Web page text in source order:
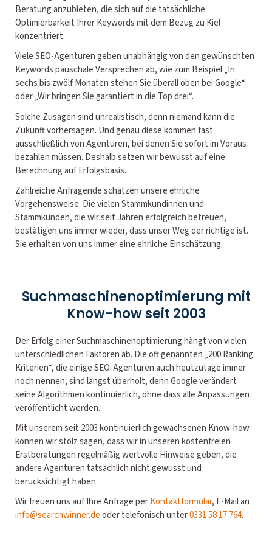
Beratung anzubieten, die sich auf die tatsächliche
Optimierbarkeit Ihrer Keywords mit dem Bezug zu Kiel
konzentriert.
Viele SEO-Agenturen geben unabhängig von den gewünschten
Keywords pauschale Versprechen ab, wie zum Beispiel „In
sechs bis zwölf Monaten stehen Sie überall oben bei Google“
oder „Wir bringen Sie garantiert in die Top drei“.
Solche Zusagen sind unrealistisch, denn niemand kann die
Zukunft vorhersagen. Und genau diese kommen fast
ausschließlich von Agenturen, bei denen Sie sofort im Voraus
bezahlen müssen. Deshalb setzen wir bewusst auf eine
Berechnung auf Erfolgsbasis.
Zahlreiche Anfragende schätzen unsere ehrliche
Vorgehensweise. Die vielen Stammkundinnen und
Stammkunden, die wir seit Jahren erfolgreich betreuen,
bestätigen uns immer wieder, dass unser Weg der richtige ist.
Sie erhalten von uns immer eine ehrliche Einschätzung.
Suchmaschinenoptimierung mit
Know-how seit 2003
Der Erfolg einer Suchmaschinenoptimierung hängt von vielen
unterschiedlichen Faktoren ab. Die oft genannten „200 Ranking
Kriterien“, die einige SEO-Agenturen auch heutzutage immer
noch nennen, sind längst überholt, denn Google verändert
seine Algorithmen kontinuierlich, ohne dass alle Anpassungen
veröffentlicht werden.
Mit unserem seit 2003 kontinuierlich gewachsenen Know-how
können wir stolz sagen, dass wir in unseren kostenfreien
Erstberatungen regelmäßig wertvolle Hinweise geben, die
andere Agenturen tatsächlich nicht gewusst und
berücksichtigt haben.
Wir freuen uns auf Ihre Anfrage perKontaktformular, E-Mail an
info@searchwinner.deoder telefonisch unter0331 58 17 764.